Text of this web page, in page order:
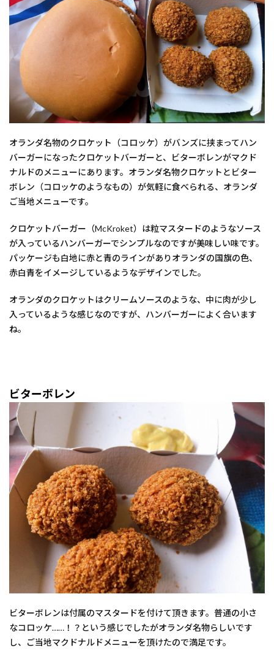
オランダ名物のクロケット（コロッケ）がバンズに挟まってハン
バーガーになったクロケットバーガーと、ビターボレンがマクド
ナルドのメニューにあります。オランダ名物クロケットとビター
ボレン（コロッケのようなもの）が気軽に食べられる、オランダ
ご当地メニューです。
クロケットバーガー（McKroket）は粒マスタードのようなソース
が入っているハンバーガーでシンプルなのですが美味しい味です。
パッケージも白地に赤と青のラインがありオランダの国旗の色、
赤白青をイメージしているようなデザインでした。
オランダのクロケットはクリームソースのような、中に肉が少し
入っているような感じなのですが、ハンバーガーによく合います
ね。
ビターボレン
ビターボレンは付属のマスタードを付けて頂きます。普通の小さ
なコロッケ……！？という感じでしたがオランダ名物らしいです
し、ご当地マクドナルドメニューを頂けたので満足です。